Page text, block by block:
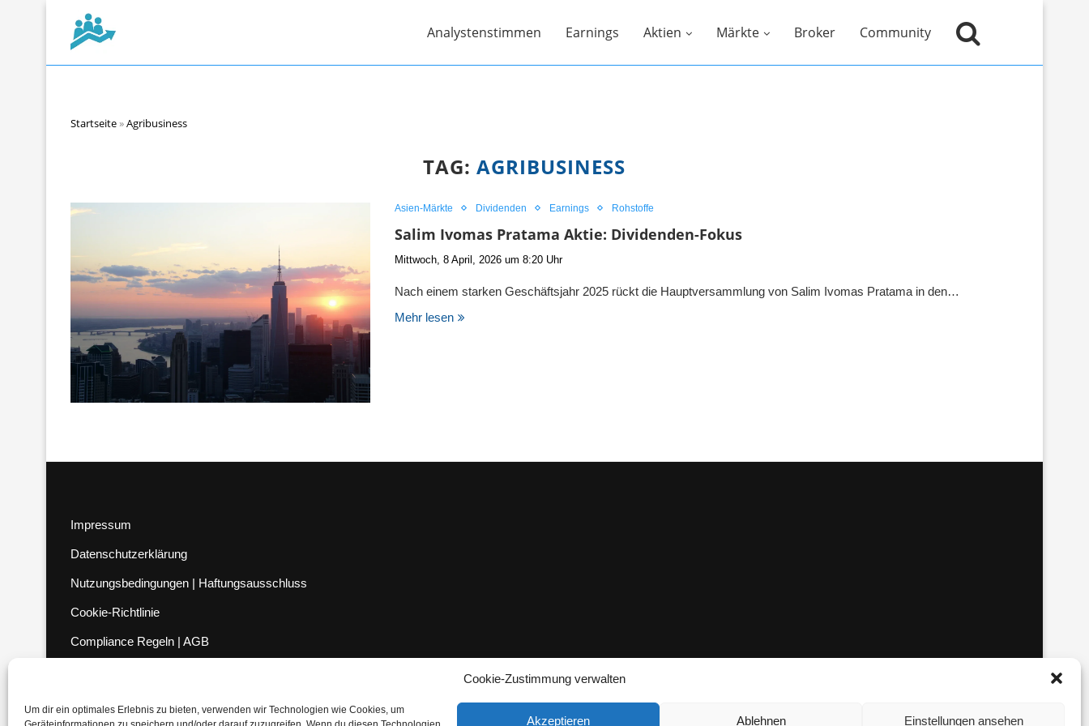
Cookie-Zustimmung verwalten
Um dir ein optimales Erlebnis zu bieten, verwenden wir Technologien wie Cookies, um
Akzeptieren Ablehnen Einstellungen ansehen
Analystenstimmen Earnings Aktien Märkte Broker Community
Startseite»Agribusiness
TAG: AGRIBUSINESS
Asien-Märkte Dividenden Earnings Rohstoffe
Salim Ivomas Pratama Aktie: Dividenden-Fokus
Mittwoch, 8 April, 2026 um 8:20 Uhr
Nach einem starken Geschäftsjahr 2025 rückt die Hauptversammlung von Salim Ivomas Pratama in den…
Mehr lesen
Impressum
Datenschutzerklärung
Nutzungsbedingungen | Haftungsausschluss
Cookie-Richtlinie
Compliance Regeln | AGB